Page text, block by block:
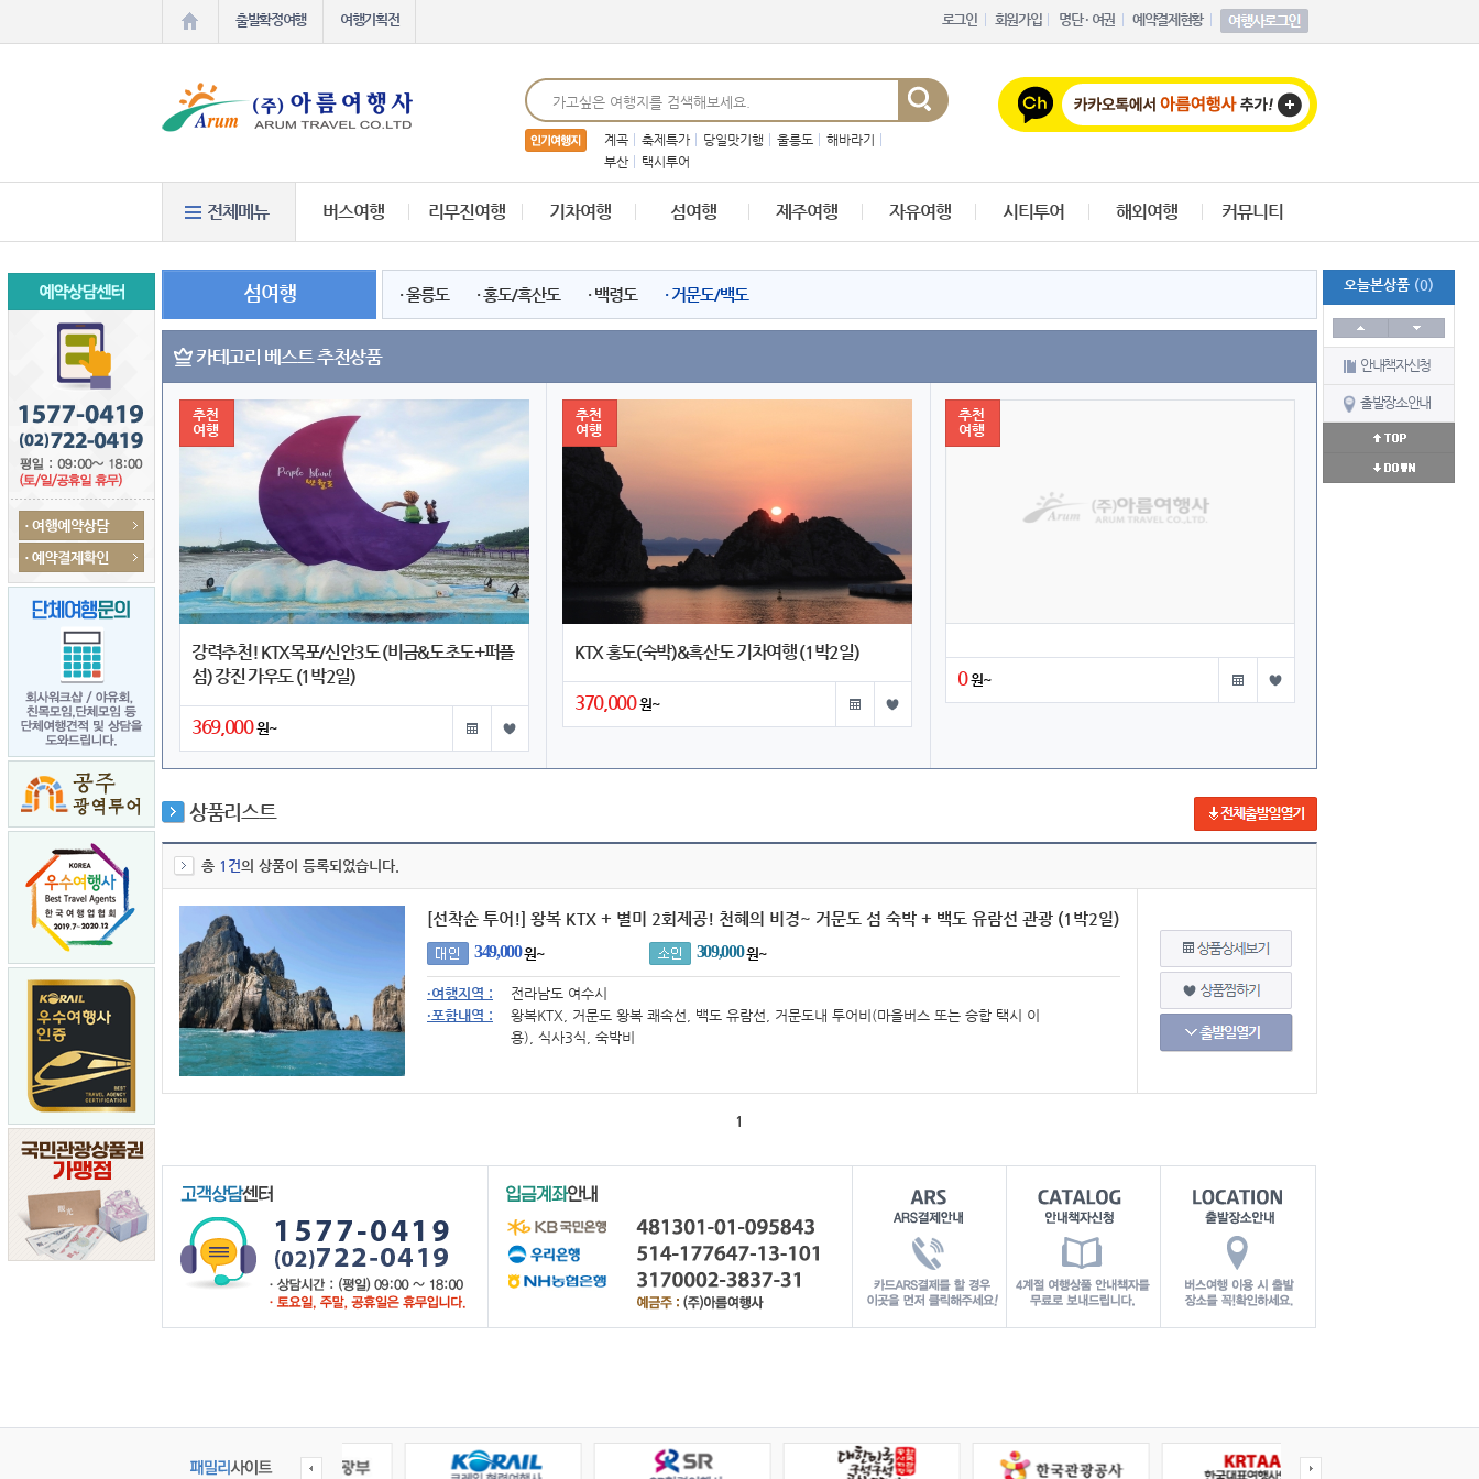
출발확정여행 여행기획전 로그인 회원가입 명단 · 여권 예약결제현황
계곡 축제특가 당일맛기행 울릉도
해바라기
부산
택시투어
버스여행 리무진여행 기차여행 섬여행 제주여행 자유여행 시티투어 해외여행 커뮤니티
오늘본상품 (0)
안내책자신청
출발장소안내
섬여행 · 울릉도 · 홍도/흑산도 · 백령도 · 거문도/백도
카테고리 베스트 추천상품
강력추천! KTX목포/신안3도 (비금&도초도+퍼플
섬) 강진 가우도 (1박2일)
369,000원~
KTX 홍도(숙박)&흑산도 기차여행 (1박2일)
370,000원~
0원~
상품리스트
총 1건의 상품이 등록되었습니다.
[선착순 투어!] 왕복 KTX + 별미 2회제공! 천혜의 비경~ 거문도 섬 숙박 + 백도 유람선 관광 (1박2일)
349,000원~ 309,000원~
·여행지역 :
전라남도 여수시
·포함내역 :
왕복KTX, 거문도 왕복 쾌속선, 백도 유람선, 거문도내 투어비(마을버스 또는 승합 택시 이
용), 식사3식, 숙박비
1